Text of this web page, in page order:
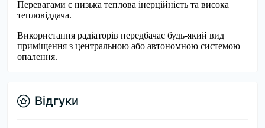
Перевагами є низька теплова інерційність та висока
тепловіддача.
Використання радіаторів передбачає будь-який вид
приміщення з центральною або автономною системою
опалення.
Відгуки